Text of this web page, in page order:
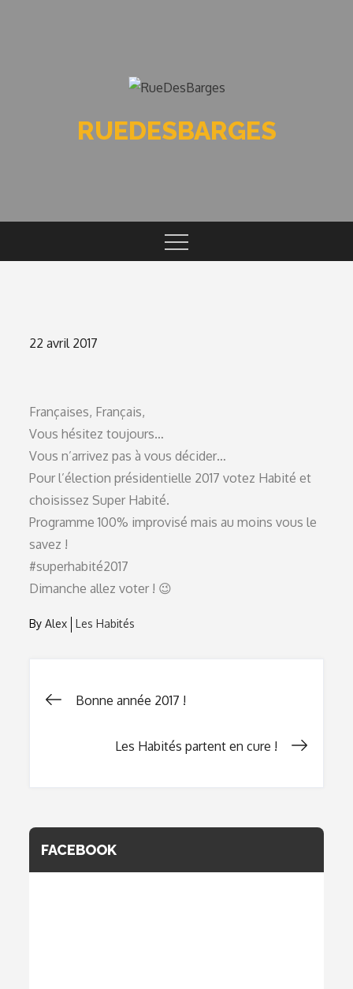
RUEDESBARGES
Posted
22 avril 2017
Françaises, Français,
Vous hésitez toujours…
Vous n’arrivez pas à vous décider…
Pour l’élection présidentielle 2017 votez Habité et
choisissez Super Habité.
Programme 100% improvisé mais au moins vous le
savez !
#superhabité2017
Dimanche allez voter ! 😉
ByAlex Les Habités
Navigation
Bonne année 2017 !
Les Habités partent en cure !
FACEBOOK